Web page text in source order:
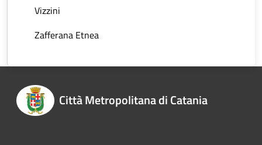
Vizzini
Zafferana Etnea
Città Metropolitana di Catania